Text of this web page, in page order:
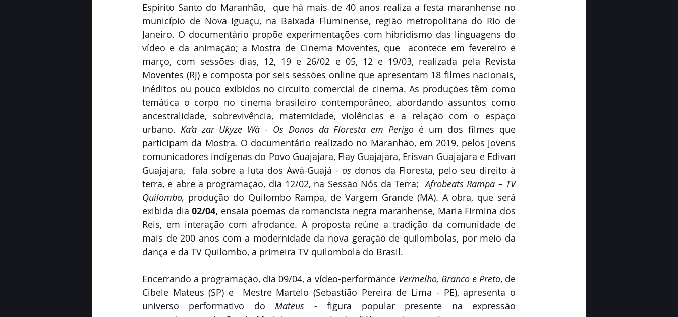
Espírito Santo do Maranhão,  que há mais de 40 anos realiza a festa maranhense no
município de Nova Iguaçu, na Baixada Fluminense, região metropolitana do Rio de
Janeiro. O documentário propõe experimentações com hibridismo das linguagens do
vídeo e da animação; a Mostra de Cinema Moventes, que  acontece em fevereiro e
março, com sessões dias, 12, 19 e 26/02 e 05, 12 e 19/03, realizada pela Revista
Moventes (RJ) e composta por seis sessões online que apresentam 18 filmes nacionais,
inéditos ou pouco exibidos no circuito comercial de cinema. As produções têm como
temática o corpo no cinema brasileiro contemporâneo, abordando assuntos como
ancestralidade, sobrevivência, maternidade, violências e a relação com o espaço
urbano. Ka’a zar Ukyze Wà - Os Donos da Floresta em Perigo é um dos filmes que
participam da Mostra. O documentário realizado no Maranhão, em 2019, pelos jovens
comunicadores indígenas do Povo Guajajara, Flay Guajajara, Erisvan Guajajara e Edivan
Guajajara,  fala sobre a luta dos Awá-Guajá - os donos da Floresta, pelo seu direito à
terra, e abre a programação, dia 12/02, na Sessão Nós da Terra; Afrobeats Rampa – TV
Quilombo, produção do Quilombo Rampa, de Vargem Grande (MA). A obra, que será
exibida dia 02/04, ensaia poemas da romancista negra maranhense, Maria Firmina dos
Reis, em interação com afrodance. A proposta reúne a tradição da comunidade de
mais de 200 anos com a modernidade da nova geração de quilombolas, por meio da
dança e da TV Quilombo, a primeira TV quilombola do Brasil.
Encerrando a programação, dia 09/04, a vídeo-performance Vermelho, Branco e Preto, de
Cibele Mateus (SP) e  Mestre Martelo (Sebastião Pereira de Lima - PE), apresenta o
universo performativo do Mateus - figura popular presente na expressão